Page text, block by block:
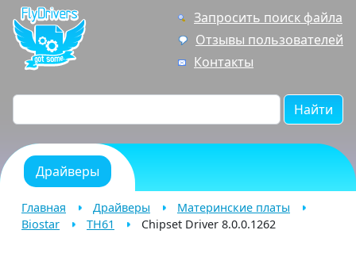
Запросить поиск файла
Отзывы пользователей
Контакты
Найти
Драйверы
Главная Драйверы
Материнские платы
Biostar
TH61 Chipset Driver 8.0.0.1262